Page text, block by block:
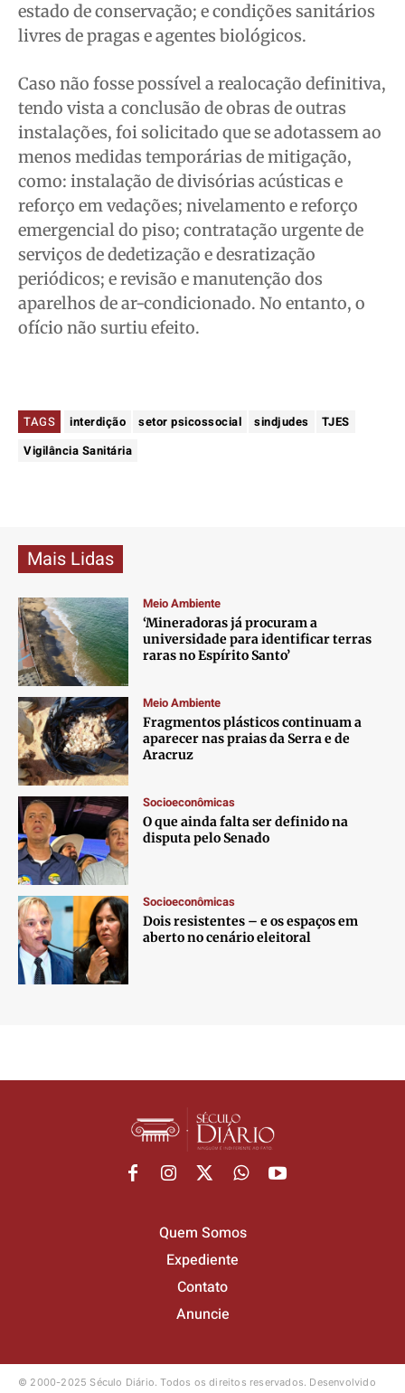
estado de conservação; e condições sanitários
livres de pragas e agentes biológicos.
Caso não fosse possível a realocação definitiva,
tendo vista a conclusão de obras de outras
instalações, foi solicitado que se adotassem ao
menos medidas temporárias de mitigação,
como: instalação de divisórias acústicas e
reforço em vedações; nivelamento e reforço
emergencial do piso; contratação urgente de
serviços de dedetização e desratização
periódicos; e revisão e manutenção dos
aparelhos de ar-condicionado. No entanto, o
ofício não surtiu efeito.
TAGS interdição setor psicossocial sindjudes
TJES
Vigilância Sanitária
Mais Lidas
Meio Ambiente
‘Mineradoras já procuram a
universidade para identificar terras
raras no Espírito Santo’
Meio Ambiente
Fragmentos plásticos continuam a
aparecer nas praias da Serra e de
Aracruz
Socioeconômicas
O que ainda falta ser definido na
disputa pelo Senado
Socioeconômicas
Dois resistentes – e os espaços em
aberto no cenário eleitoral
Quem Somos
Expediente
Contato
Anuncie
© 2000-2025 Século Diário.Todos os direitos reservados. Desenvolvido